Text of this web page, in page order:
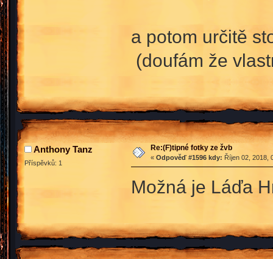
a potom určitě
(doufám že
Anthony Tanz
Příspěvků: 1
Re:(F)tipné fotky ze žvb
« Odpověď #1596 kdy: Říjen 02, 2018,
Možná je Láďa